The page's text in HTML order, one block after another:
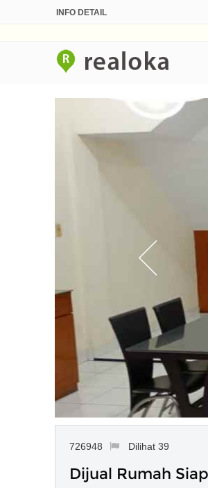
INFO DETAIL
726948 Dilihat 39
Dijual Rumah